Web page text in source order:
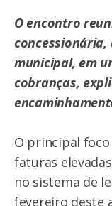
O encontro
concessionária,
municipal, em
cobranças,
O principal
faturas
no sistema de
fevereiro deste